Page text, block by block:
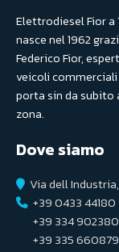
Elettrodiesel Fior a
nasce nel 1962
Federico Fior,
veicoli
porta sin da subito
zona.
Dove siamo
Via dell
+39 0433 44180
+39 334
+39 335